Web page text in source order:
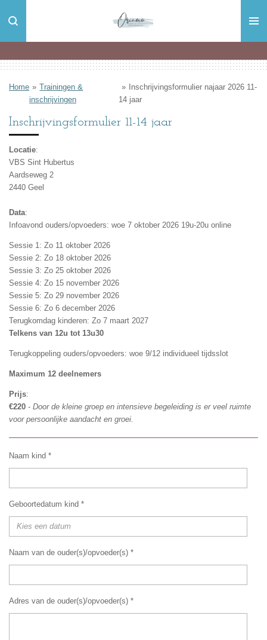
direct
hoofdinhoud
Home » Trainingen &
inschrijvingen
»
Inschrijvingsformulier najaar 2026 11-
14 jaar
Inschrijvingsformulier 11-14 jaar
Locatie:
VBS Sint Hubertus
Aardseweg 2
2440 Geel
Data:
Infoavond ouders/opvoeders: woe 7 oktober 2026 19u-20u online
Sessie 1: Zo 11 oktober 2026
Sessie 2: Zo 18 oktober 2026
Sessie 3: Zo 25 oktober 2026
Sessie 4: Zo 15 november 2026
Sessie 5: Zo 29 november 2026
Sessie 6: Zo 6 december 2026
Terugkomdag kinderen: Zo 7 maart 2027
Telkens van 12u tot 13u30
Terugkoppeling ouders/opvoeders: woe 9/12 individueel tijdsslot
Maximum 12 deelnemers
Prijs:
€220 - Door de kleine groep en intensieve begeleiding is er veel ruimte
voor persoonlijke aandacht en groei.
Naam kind *
Geboortedatum kind *
Naam van de ouder(s)/opvoeder(s) *
Adres van de ouder(s)/opvoeder(s) *